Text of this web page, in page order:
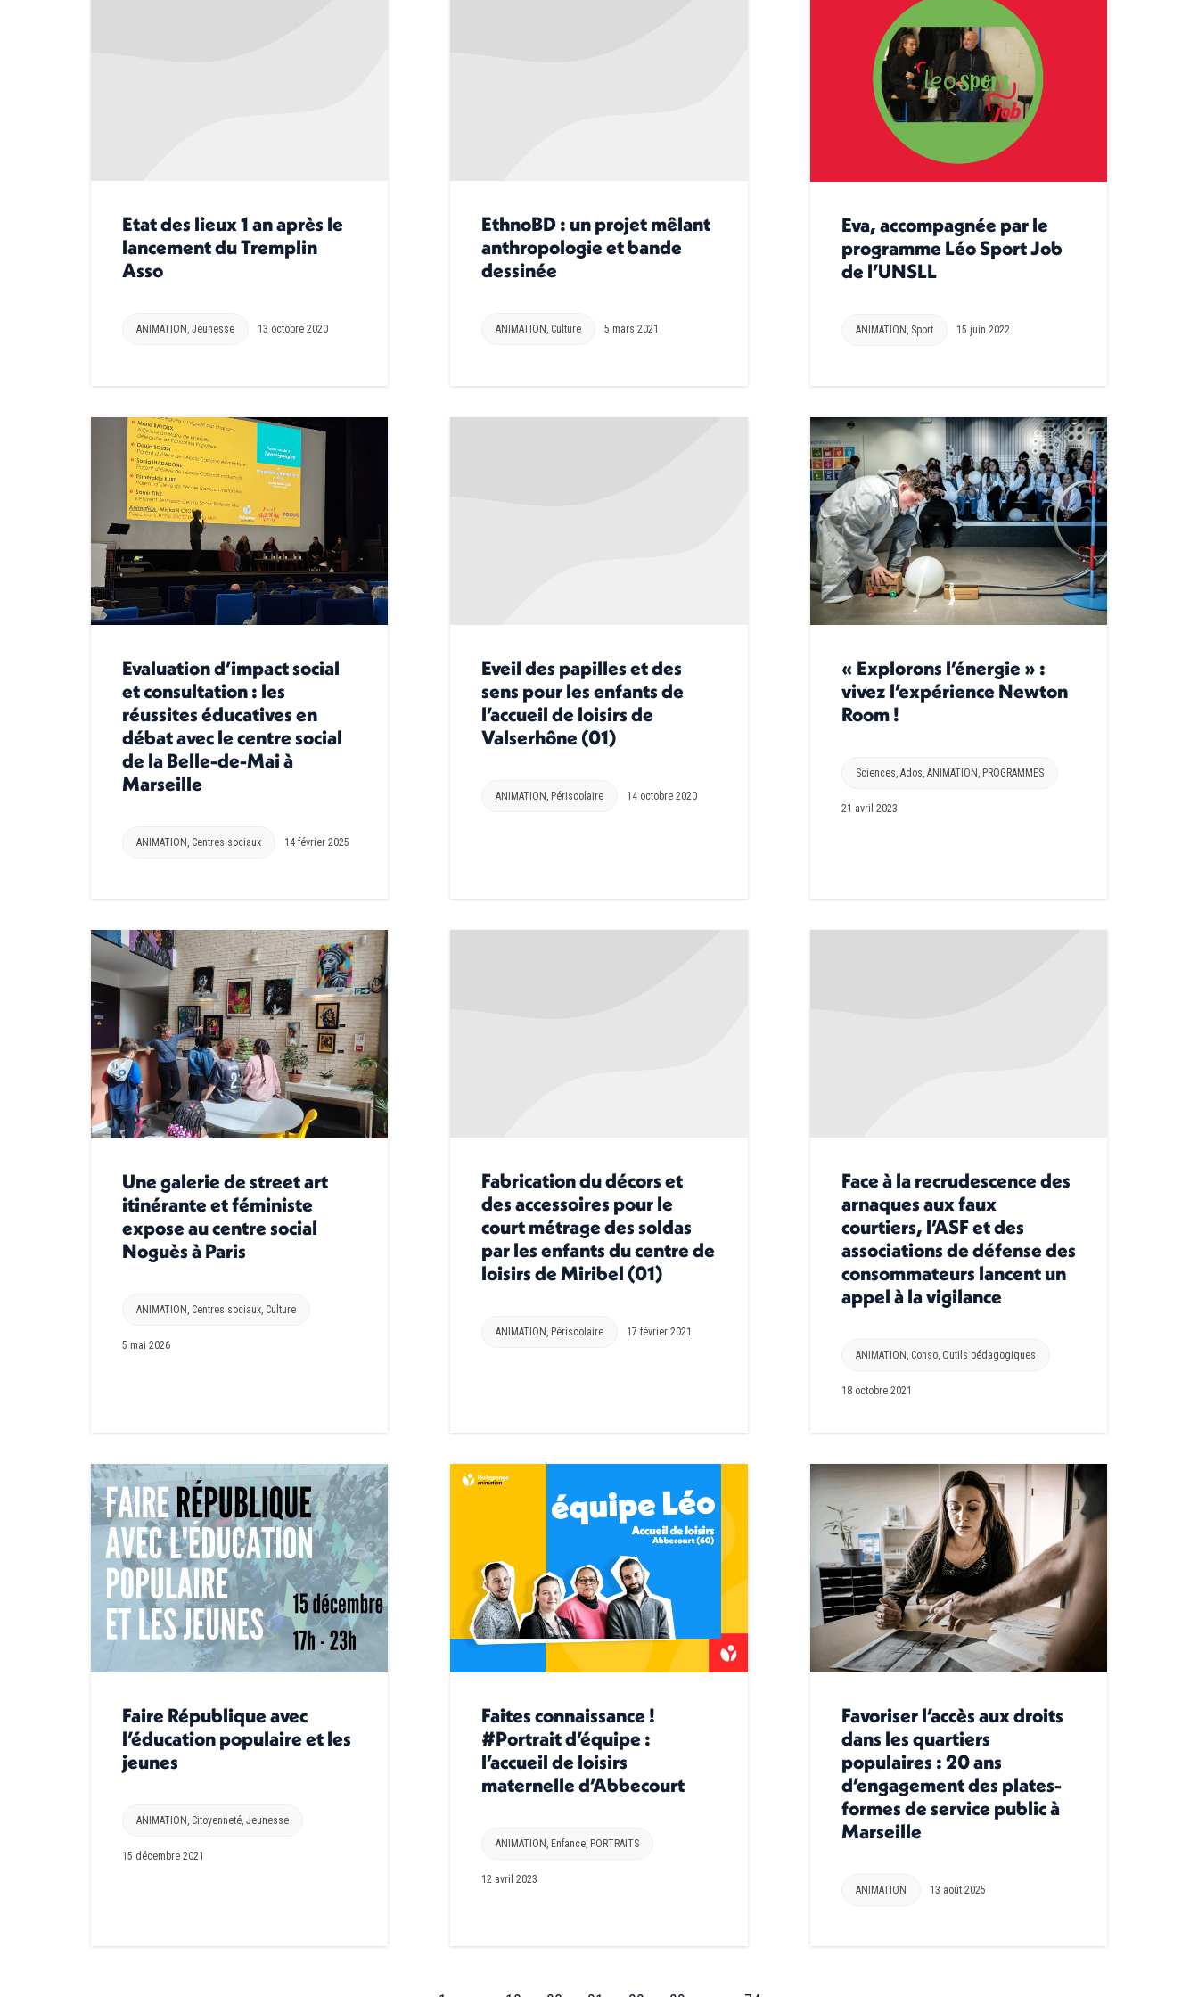
Etat des lieux 1 an après le
lancement du Tremplin
Asso
ANIMATION , Jeunesse 13 octobre 2020
EthnoBD : un projet mêlant
anthropologie et bande
dessinée
ANIMATION , Culture 5 mars 2021
Eva, accompagnée par le
programme Léo Sport Job
de l’UNSLL
ANIMATION Sport 15 juin 2022
Evaluation d’impact social
et consultation : les
réussites éducatives en
débat avec le centre social
de la Belle-de-Mai à
Marseille
ANIMATION , Centres sociaux 14 février 2025
Eveil des papilles et des
sens pour les enfants de
l’accueil de loisirs de
Valserhône (01)
ANIMATION, Périscolaire 14 octobre 2020
« Explorons l’énergie » :
vivez l’expérience Newton
Room !
Sciences, Ados, ANIMATION , PROGRAMMES
21 avril 2023
Une galerie de street art
itinérante et féministe
expose au centre social
Noguès à Paris
ANIMATION Centres sociaux Culture
5 mai 2026
Fabrication du décors et
des accessoires pour le
court métrage des soldas
par les enfants du centre de
loisirs de Miribel (01)
ANIMATION , Périscolaire 17 février 2021
Face à la recrudescence des
arnaques aux faux
courtiers, l’ASF et des
associations de défense des
consommateurs lancent un
appel à la vigilance
ANIMATION , Conso, Outils pédagogiques
18 octobre 2021
Faire République avec
l’éducation populaire et les
jeunes
ANIMATION, Citoyenneté, Jeunesse
15 décembre 2021
Faites connaissance !
#Portrait d’équipe :
l’accueil de loisirs
maternelle d’Abbecourt
ANIMATION, Enfance, PORTRAITS
12 avril 2023
Favoriser l’accès aux droits
dans les quartiers
populaires : 20 ans
d’engagement des plates-
formes de service public à
Marseille
ANIMATION 13 août 2025